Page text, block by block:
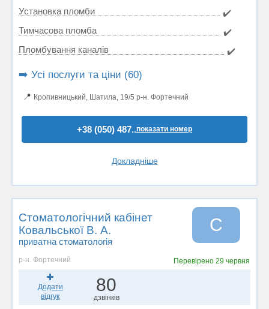
Установка пломби
✔️
Тимчасова пломба
✔️
Пломбування каналів
✔️
➡️ Усі послуги та ціни (60)
📍 Кропивницький, Шатила, 19/5 р-н. Фортечний
+38 (050) 487..показати номер
Докладніше
Стоматологічний кабінет
Ковальської В. А.
приватна стоматологія
С
р-н. Фортечний Перевірено29 червня
Додати
відгук
80
дзвінків